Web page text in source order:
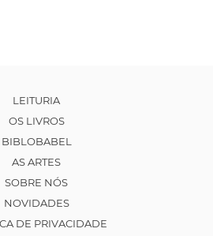
LEITURIA
OS LIVROS
BIBLOBABEL
AS ARTES
SOBRE NÓS
NOVIDADES
DE PRIVACIDADE